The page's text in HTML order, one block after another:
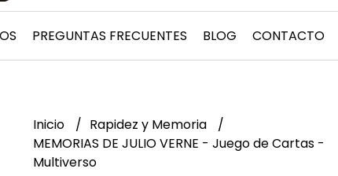
PREGUNTAS FRECUENTES BLOG CONTACTO
Inicio
Rapidez y Memoria
MEMORIAS DE JULIO VERNE - Juego de Cartas -
Multiverso